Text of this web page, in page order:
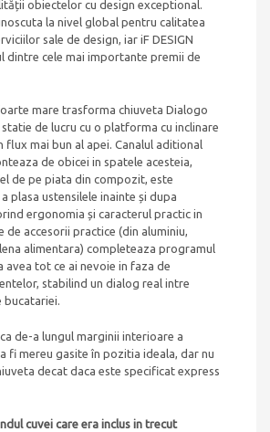
obiectelor cu design exceptional.
la nivel global pentru calitatea
sale de design, iar iF DESIGN
dintre cele mai importante premii de
mare trasforma chiuveta Dialogo
de lucru cu o platforma cu inclinare
flux mai bun al apei. Canalul aditional
de obicei in spatele acesteia,
de pe piata din compozit, este
plasa ustensilele inainte și dupa
ergonomia și caracterul practic in
de accesorii practice (din aluminiu,
alimentara) completeaza programul
avea tot ce ai nevoie in faza de
stabilind un dialog real intre
bucatariei.
de-a lungul marginii interioare a
fi mereu gasite în pozitia ideala, dar nu
decat daca este specificat express
cuvei care era inclus in trecut